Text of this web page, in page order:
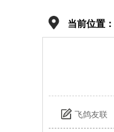
当前位置：
飞鸽友联